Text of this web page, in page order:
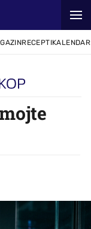
RECEPTIKALENDAR